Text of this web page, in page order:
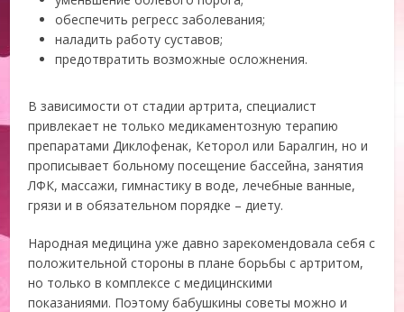
обеспечить регресс заболевания;
наладить работу суставов;
предотвратить возможные осложнения.
В зависимости от стадии артрита, специалист
привлекает не только медикаментозную терапию
препаратами Диклофенак, Кеторол или Баралгин, но и
прописывает больному посещение бассейна, занятия
ЛФК, массажи, гимнастику в воде, лечебные ванные,
грязи и в обязательном порядке – диету.
Народная медицина уже давно зарекомендовала себя с
положительной стороны в плане борьбы с артритом,
но только в комплексе с медицинскими
показаниями. Поэтому бабушкины советы можно и